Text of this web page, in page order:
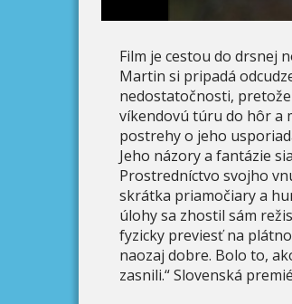
Film je cestou do drsnej
Martin si pripadá
nedostatočnosti,
víkendovú túru do hôr a
postrehy o jeho
Jeho názory a fantázie
Prostredníctvo svojho
skrátka priamočiary a
úlohy sa zhostil sám
fyzicky previesť na
naozaj dobre. Bolo to,
zasnili.“ Slovenská